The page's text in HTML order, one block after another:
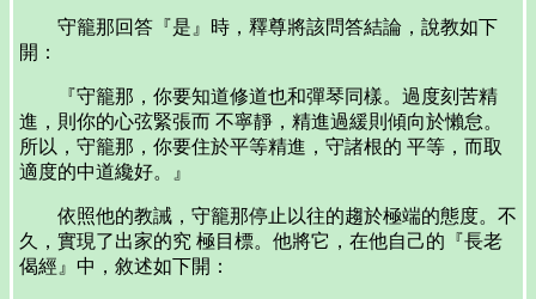
守籠那回答『是』時，釋尊將該問答結論，說教如下
開：
『守籠那，你要知道修道也和彈琴同樣。過度刻苦精
進，則你的心弦緊張而 不寧靜，精進過緩則傾向於懶怠。
所以，守籠那，你要住於平等精進，守諸根的 平等，而取
適度的中道纔好。』
依照他的教誡，守籠那停止以往的趨於極端的態度。不
久，實現了出家的究 極目標。他將它，在他自己的『長老
偈經』中，敘述如下開：